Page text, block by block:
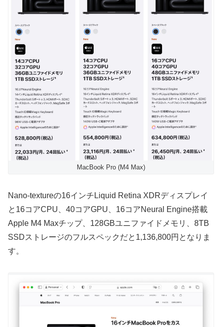
MacBook Pro (M4 Max)
Nano-textureの16インチLiquid Retina XDRディスプレイ
と16コアCPU、40コアGPU、16コアNeural Engine搭載
Apple M4 Maxチップ、128GBユニファイドメモリ、8TB
SSDストレージのフルスペックだと1,136,800円となりま
す。